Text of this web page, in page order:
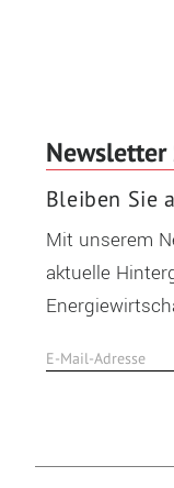
Newsletter
Bleiben Sie
Mit unserem
aktuelle